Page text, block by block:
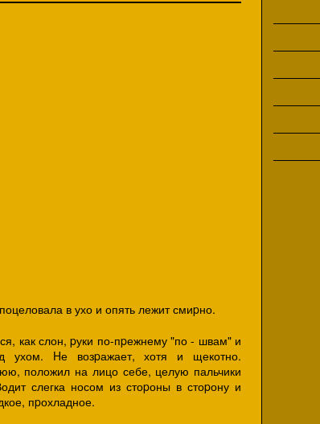
в ухо и опять лежит смиpно.
как слон, pуки по-пpежнему "по - швам" и
ухом. Hе возpажает, хотя и щекотно.
положил на лицо себе, целую пальчики
слегка носом из стоpоны в стоpону и
пpохладное.